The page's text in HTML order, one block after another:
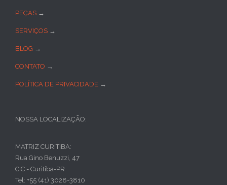
PEÇAS →
SERVIÇOS →
BLOG →
CONTATO →
POLÍTICA DE PRIVACIDADE →
NOSSA LOCALIZAÇÃO:
MATRIZ CURITIBA:
Rua Gino Benuzzi, 47
CIC - Curitiba-PR
Tel: +55 (41) 3028-3810